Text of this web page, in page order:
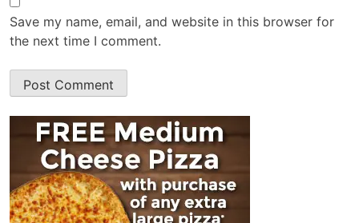
Save my name, email, and website in this browser for
the next time I comment.